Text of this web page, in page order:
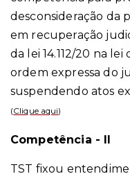
desconsideração da
em recuperação
da lei 14.112/20 na
ordem expressa do
suspendendo atos
(Clique aqui)
Competência - II
TST fixou